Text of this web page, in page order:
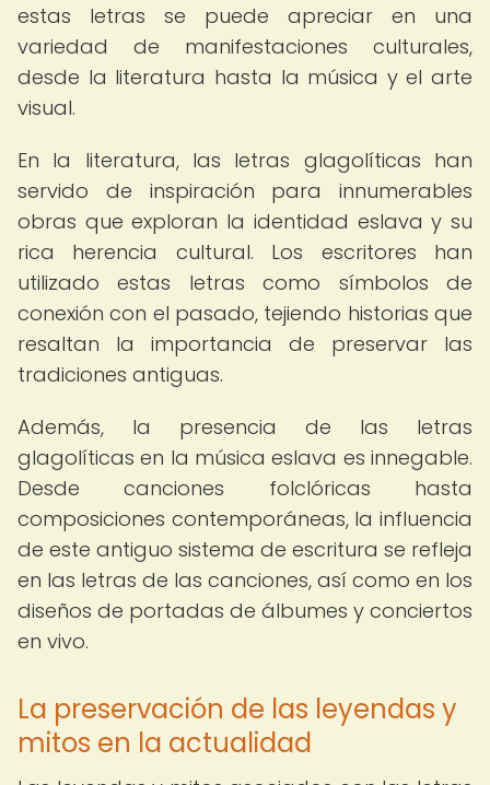
estas letras se puede apreciar en una
variedad de manifestaciones culturales,
desde la literatura hasta la música y el arte
visual.
En la literatura, las letras glagolíticas han
servido de inspiración para innumerables
obras que exploran la identidad eslava y su
rica herencia cultural. Los escritores han
utilizado estas letras como símbolos de
conexión con el pasado, tejiendo historias que
resaltan la importancia de preservar las
tradiciones antiguas.
Además, la presencia de las letras
glagolíticas en la música eslava es innegable.
Desde canciones folclóricas hasta
composiciones contemporáneas, la influencia
de este antiguo sistema de escritura se refleja
en las letras de las canciones, así como en los
diseños de portadas de álbumes y conciertos
en vivo.
La preservación de las leyendas y
mitos en la actualidad